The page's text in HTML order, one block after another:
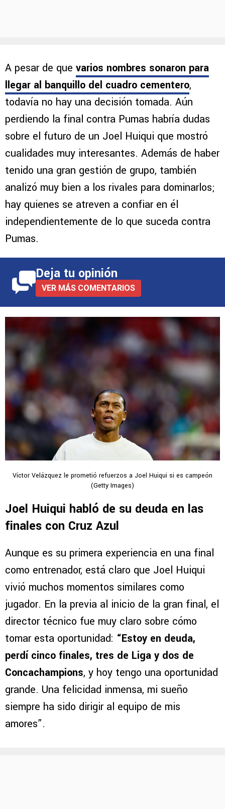
A pesar de que varios nombres sonaron para
llegar al banquillo del cuadro cementero,
todavía no hay una decisión tomada. Aún
perdiendo la final contra Pumas habría dudas
sobre el futuro de un Joel Huiqui que mostró
cualidades muy interesantes. Además de haber
tenido una gran gestión de grupo, también
analizó muy bien a los rivales para dominarlos;
hay quienes se atreven a confiar en él
independientemente de lo que suceda contra
Pumas.
Deja tu opinión
VER MÁS COMENTARIOS
Víctor Velázquez le prometió refuerzos a Joel Huiqui si es campeón
(Getty Images)
Joel Huiqui habló de su deuda en las
finales con Cruz Azul
Aunque es su primera experiencia en una final
como entrenador, está claro que Joel Huiqui
vivió muchos momentos similares como
jugador. En la previa al inicio de la gran final, el
director técnico fue muy claro sobre cómo
tomar esta oportunidad: “Estoy en deuda,
perdí cinco finales, tres de Liga y dos de
Concachampions, y hoy tengo una oportunidad
grande. Una felicidad inmensa, mi sueño
siempre ha sido dirigir al equipo de mis
amores”.